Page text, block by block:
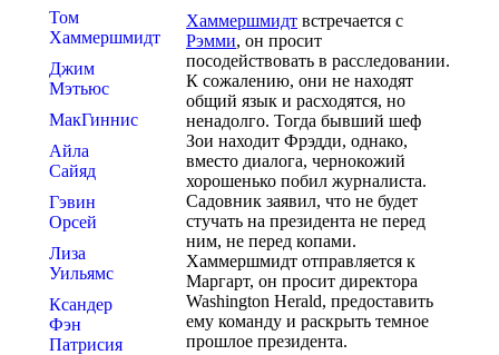
Хаммершмидт встречается с
Рэмми, он просит
посодействовать в расследовании.
К сожалению, они не находят
общий язык и расходятся, но
ненадолго. Тогда бывший шеф
Зои находит Фрэдди, однако,
вместо диалога, чернокожий
хорошенько побил журналиста.
Садовник заявил, что не будет
стучать на президента не перед
ним, не перед копами.
Хаммершмидт отправляется к
Маргарт, он просит директора
Washington Herald, предоставить
ему команду и раскрыть темное
прошлое президента.
Том
Хаммершмидт
Джим
Мэтьюс
МакГиннис
Айла
Сайяд
Гэвин
Орсей
Лиза
Уильямс
Ксандер
Фэн
Патрисия